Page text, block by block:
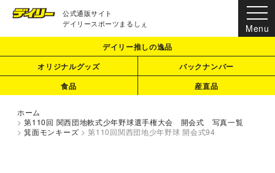
公式通販サイト
デイリースポーツまるしぇ
デイリー推しの逸品
オリジナルグッズ
バックナンバー
食品
産直品
ホーム
> 第110回 関西団地軟式少年野球選手権大会 開会式 写真一覧
> 箕面モンキーズ > 第110回関西団地少年野球 開会式94